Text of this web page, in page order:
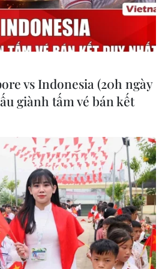
Nam
của kinh tế
nghiệp Hàn
Malaysia: Đi
nấc thang giá
vs Indonesia (20h ngày
giành tấm vé bán kết